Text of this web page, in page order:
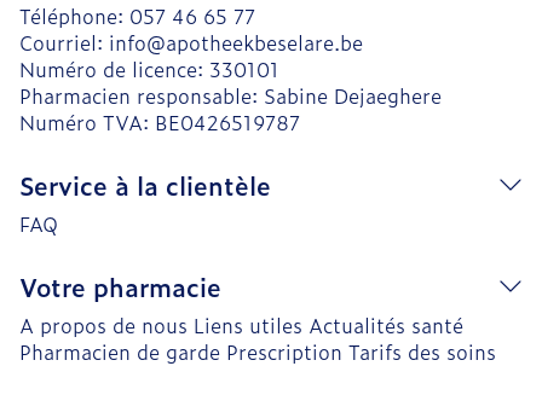
Téléphone: 057 46 65 77
Courriel: info@apotheekbeselare.be
Numéro de licence: 330101
Pharmacien responsable: Sabine Dejaeghere
Numéro TVA: BE0426519787
Service à la clientèle
FAQ
Votre pharmacie
A propos de nous Liens utiles Actualités santé
Pharmacien de garde Prescription Tarifs des soins